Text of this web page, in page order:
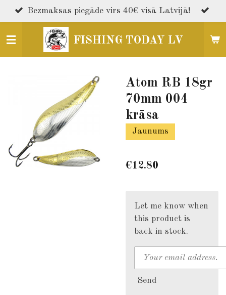
Skip
to
main
FISHING TODAY LV
Bezmaksas piegāde virs 40€ visā Latvijā!
Atom RB 18gr
70mm 004
krāsa
Jaunums
€12.80
Let me know when
this product is
back in stock.
Send